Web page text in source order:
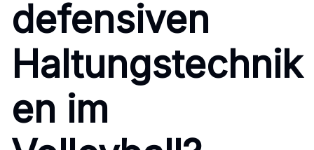
defensiven
Haltungstechnik
en im